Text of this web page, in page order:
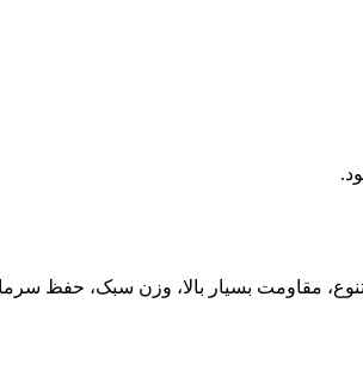
متنوع، مقاومت بسیار بالا، وزن سبک، حفظ